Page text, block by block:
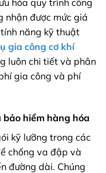
nhận được mức giá
năng kỹ thuật
gia công cơ khí
luôn chi tiết và phân
gia công và phí
hiểm hàng hóa
kỹ lưỡng trong các
chống va đập và
đường dài. Chúng